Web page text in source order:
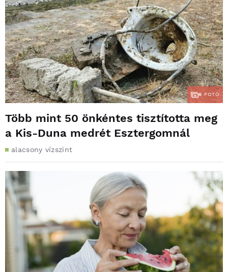
6 FOTÓ
Több mint 50 önkéntes tisztította meg
a Kis-Duna medrét Esztergomnál
alacsony vízszint